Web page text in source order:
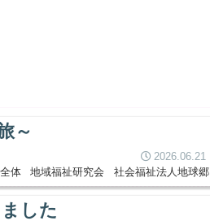
～
2026.06.21
全体 地域福祉研究会 社会福祉法人地球郷
した